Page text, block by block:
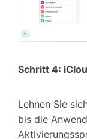
Schritt 4:
Lehnen Sie
bis die